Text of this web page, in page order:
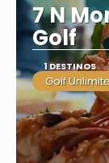
7 N
Golf
1 DESTINOS
Golf